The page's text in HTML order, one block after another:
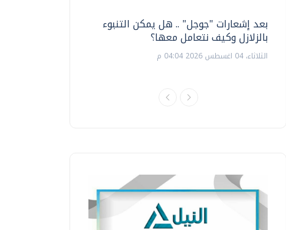
بعد إشعارات "جوجل" .. هل يمكن التنبوء
بالزلازل وكيف نتعامل معها؟
الثلاثاء، 04 اغسطس 2026 04:04 م